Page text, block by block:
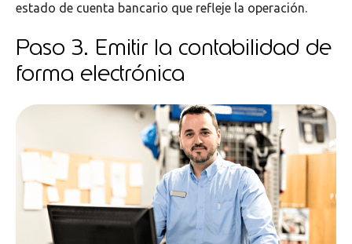
estado de cuenta bancario que refleje la operación.
Paso 3. Emitir la contabilidad de
forma electrónica